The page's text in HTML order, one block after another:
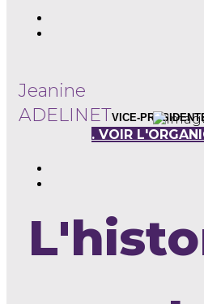
Jeanine
ADELINETVICE-
. VOIR